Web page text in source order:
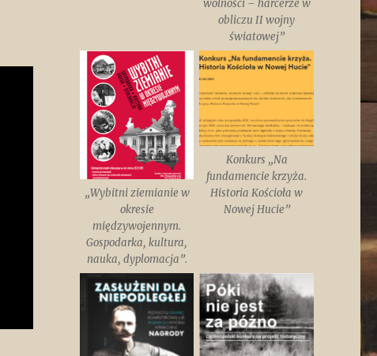
wolności – harcerze w
obliczu II wojny
światowej”
„Wybitni ziemianie w
okresie
międzywojennym.
Gospodarka, kultura,
nauka, dyplomacja”.
Konkurs „Na
fundamencie krzyża.
Historia Kościoła w
Nowej Hucie”